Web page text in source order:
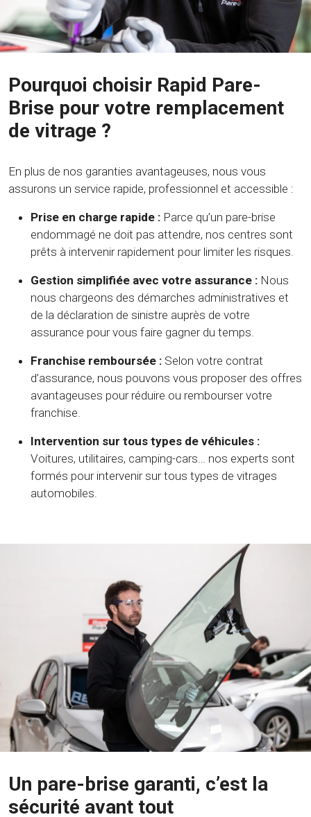
Pourquoi choisir Rapid Pare-
Brise pour votre remplacement
de vitrage ?
En plus de nos garanties avantageuses, nous vous
assurons un service rapide, professionnel et accessible :
Prise en charge rapide : Parce qu’un pare-brise
endommagé ne doit pas attendre, nos centres sont
prêts à intervenir rapidement pour limiter les risques.
Gestion simplifiée avec votre assurance : Nous
nous chargeons des démarches administratives et
de la déclaration de sinistre auprès de votre
assurance pour vous faire gagner du temps.
Franchise remboursée : Selon votre contrat
d’assurance, nous pouvons vous proposer des offres
avantageuses pour réduire ou rembourser votre
franchise.
Intervention sur tous types de véhicules :
Voitures, utilitaires, camping-cars… nos experts sont
formés pour intervenir sur tous types de vitrages
automobiles.
Un pare-brise garanti, c’est la
sécurité avant tout